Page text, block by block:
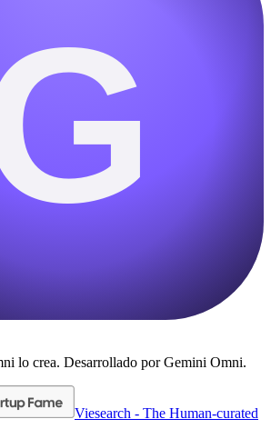
lo crea. Desarrollado por Gemini Omni.
Viesearch - The Human-curated